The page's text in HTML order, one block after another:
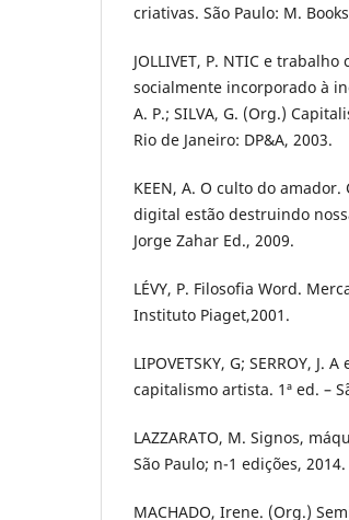
criativas. São Paulo: M.
JOLLIVET, P. NTIC e
socialmente incorporado à
A. P.; SILVA, G. (Org.)
Rio de Janeiro: DP&A, 2003.
KEEN, A. O culto do
digital estão destruindo
Jorge Zahar Ed., 2009.
LÉVY, P. Filosofia Word.
Instituto Piaget,2001.
LIPOVETSKY, G; SERROY,
capitalismo artista. 1ª ed. –
LAZZARATO, M. Signos,
São Paulo; n-1 edições, 2014.
MACHADO, Irene. (Org.)